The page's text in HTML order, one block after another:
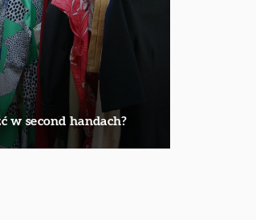
w second handach?